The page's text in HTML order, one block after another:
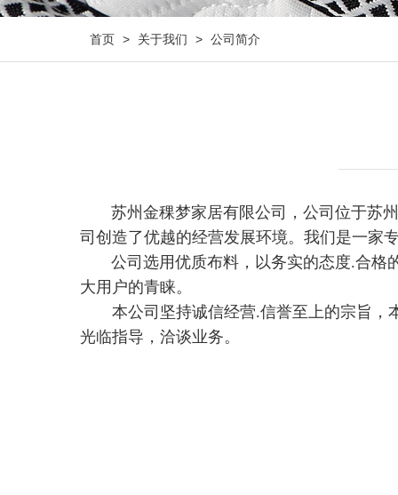
首页 > 关于我们 > 公司简介
苏州金稞梦家居有限公司，公司位于苏
司创造了优越的经营发展环境。我们是一家
公司选用优质布料，以务实的态度.合格的
大用户的青睐。
本公司坚持诚信经营.信誉至上的宗旨，本
光临指导，洽谈业务。